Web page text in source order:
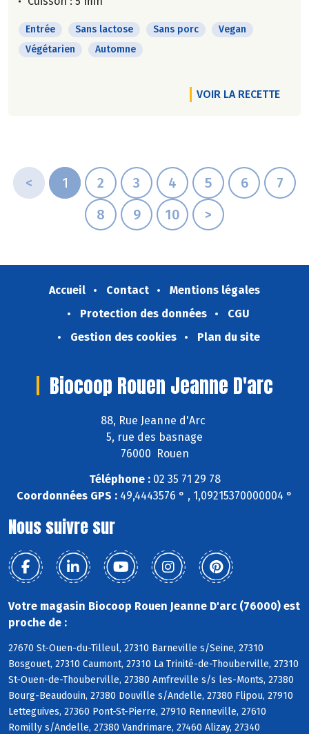
Entrée Sans lactose Sans porc
Vegan
Végétarien
Automne
VOIR LA RECETTE
< 1 2 3 4 5 6
7
8
9 10 >
Accueil Contact
Mentions légales
Protection des données
CGU
Gestion des cookies
Plan du site
Biocoop Rouen Jeanne D'arc
88, Rue Jeanne d'Arc
5, rue des basnage
76000 Rouen
Téléphone :02 35 71 29 78
Coordonnées GPS : 49,4443576 ° , 1,09215370000004 °
Nous suivre sur
Votre magasin Biocoop Rouen Jeanne D'arc (76000) est
proche de :
27670 St-Ouen-du-Tilleul, 27310 Barneville s/Seine, 27310
Bosgouet, 27310 Caumont, 27310 La Trinité-de-Thouberville, 27310
St-Ouen-de-Thouberville, 27380 Amfreville s/s les-Monts, 27380
Bourg-Beaudouin, 27380 Douville s/Andelle, 27380 Flipou, 27910
Letteguives, 27360 Pont-St-Pierre, 27910 Renneville, 27610
Romilly s/Andelle, 27380 Vandrimare, 27460 Alizay, 27340